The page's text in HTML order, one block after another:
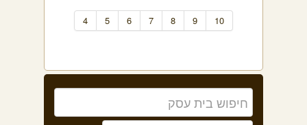
4 5 6 7 8 9 10